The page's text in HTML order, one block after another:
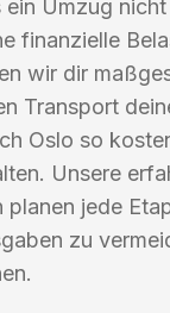
Umzug
finanzielle
wir dir
Transport
Oslo so
Unsere
planen jede
zu